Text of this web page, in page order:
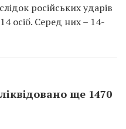
російських ударів
осіб. Серед них – 14-
ще 1470